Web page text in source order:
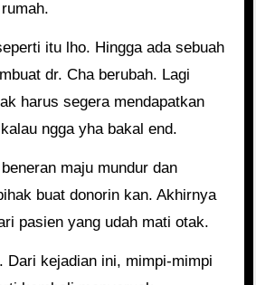
itu lho. Hingga ada sebuah
dr. Cha berubah. Lagi
harus segera mendapatkan
ngga yha bakal end.
maju mundur dan
buat donorin kan. Akhirnya
pasien yang udah mati otak.
Dari kejadian ini, mimpi-mimpi